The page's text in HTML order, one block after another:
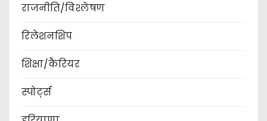
राजनीति/विश्लेषण
रिलेशनशिप
शिक्षा/कैरियर
स्पोर्ट्स